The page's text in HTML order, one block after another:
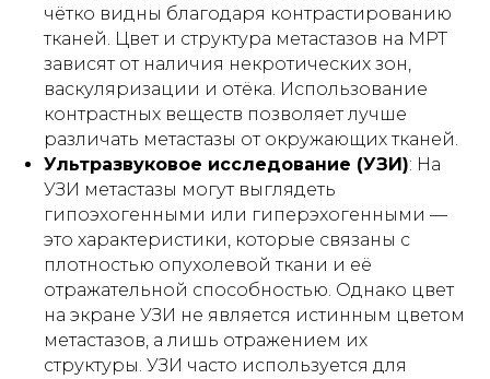
чётко видны благодаря контрастированию
тканей. Цвет и структура метастазов на МРТ
зависят от наличия некротических зон,
васкуляризации и отёка. Использование
контрастных веществ позволяет лучше
различать метастазы от окружающих тканей.
Ультразвуковое исследование (УЗИ): На
УЗИ метастазы могут выглядеть
гипоэхогенными или гиперэхогенными —
это характеристики, которые связаны с
плотностью опухолевой ткани и её
отражательной способностью. Однако цвет
на экране УЗИ не является истинным цветом
метастазов, а лишь отражением их
структуры. УЗИ часто используется для
Публичная оферта
Инструкции
⏎ | Вернуться на главную